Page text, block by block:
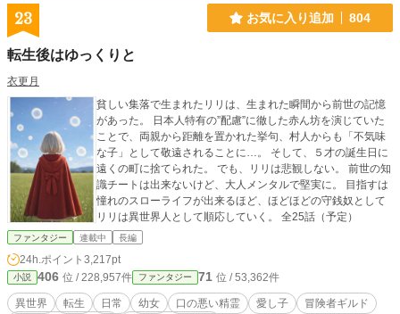
23 お気に入り追加 804
転生後はゆっくりと
衣更月
貧しい集落で生まれたリリは、生まれた瞬間から前世の記憶
があった。 日本人特有の”配慮”に徹した赤ん坊を演じていた
ことで、両親から距離を置かれた挙句、村人からも「不気味
な子」として敬遠されることに…。 そして、５才の誕生日に
遠くの町に捨てられた。 でも、リリは悲観しない。 前世の知
識チートは出来ないけど、大人メンタルで堅実に。 目指すは
憧れのスローライフが出来るほど、ほどほどの守銭奴として
リリは異世界人として順応していく。 全25話（予定）
ファンタジー 連載中 長編
24h.ポイント 3,217pt
小説 406 位 / 228,957件 ファンタジー 71 位 / 53,362件
異世界 転生 日常 幼女 口の悪い精霊 愛し子 冒険者ギルド